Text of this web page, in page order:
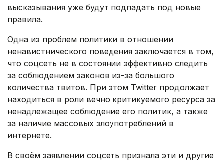
высказывания уже будут подпадать под новые
правила.
Одна из проблем политики в отношении
ненавистнического поведения заключается в том,
что соцсеть не в состоянии эффективно следить
за соблюдением законов из-за большого
количества твитов. При этом Twitter продолжает
находиться в роли вечно критикуемого ресурса за
ненадлежащее соблюдение его политик, а также
за наличие массовых злоупотреблений в
интернете.
В своём заявлении соцсеть признала эти и другие